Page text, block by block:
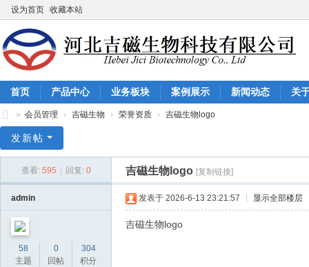
设为首页 收藏本站
首页 产品中心 业务板块 案例展示 新闻动态 关
北
» 会员管理 › 吉磁生物 › 荣誉资质 › 吉磁生物logo
发新帖
查看: 595 回复: 0 吉磁生物logo [复制链接]
admin
58
主题
0
回帖
304
积分
发表于 2026-6-13 23:21:57 显示全部楼层
吉磁生物logo